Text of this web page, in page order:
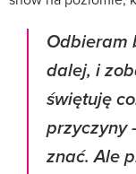
Odbieram
dalej, i
świętuję
przyczyny
znać. Ale